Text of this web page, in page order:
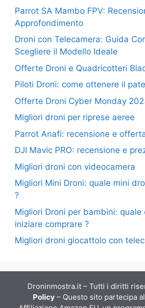
Parrot SA Mambo FPV:
Approfondimento
Droni con Telecamera: Guida
Scegliere il Modello Ideale
Offerte Droni e Quadricotteri
Piloti Droni: come ottenere il
Offerte Droni Cyber Monday
Migliori droni per riprese aeree
Parrot Anafi: recensione e
DJI Mavic PRO: recensione e
Migliori droni con videocamera
Migliori Mini Droni: quale mini
?
Migliori Droni per bambini: quale
iniziare comprare ?
Migliori droni giocattolo con
Droninmostra.it – Tutti i diritti
Policy– Questo sito partecipa